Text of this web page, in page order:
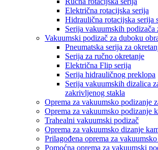
Električna rotacijska serija
Hidraulična rotacijska serija
Serija vakuumskih
Vakuumski podizač za duboku
Pneumatska serija za
Serija za ručno okretanje
Električna Flip serija
Serija hidrauličnog preklopa
Serija vakuumskih dizalica
zakrivljenog stakla
Oprema za vakuumsko podizanje
Oprema za vakuumsko podizanje
Trahealni vakuumski podizač
Oprema za vakuumsko dizanje
Prilagođena oprema za
Pomoćna oprema za vakuumski